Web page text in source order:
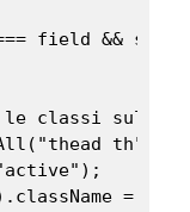
field &&
classi sulle
= "";